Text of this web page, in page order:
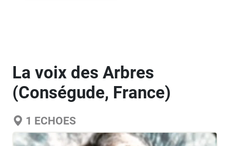
La voix des Arbres
(Conségude, France)
1 ECHOES